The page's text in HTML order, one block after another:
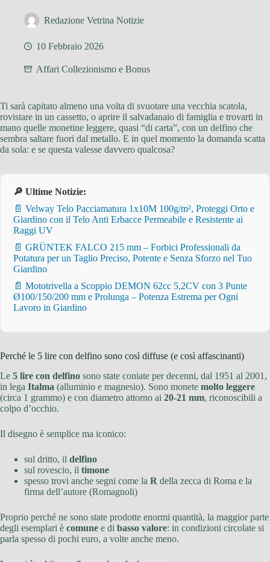
Redazione Vetrina Notizie
10 Febbraio 2026
Affari Collezionismo e Bonus
Ti sarà capitato almeno una volta di svuotare una vecchia scatola,
rovistare in un cassetto, o aprire il salvadanaio di famiglia e trovarti in
mano quelle monetine leggere, quasi “di carta”, con un delfino che
sembra saltare fuori dal metallo. E in quel momento la domanda scatta
da sola: e se questa valesse davvero qualcosa?
🔎 Ultime Notizie:
📄 Velway Telo Pacciamatura 1x10M 100g/m², Proteggi Orto e
Giardino con il Telo Anti Erbacce Permeabile e Resistente ai
Raggi UV
📄 GRÜNTEK FALCO 215 mm – Forbici Professionali da
Potatura per un Taglio Preciso, Potente e Senza Sforzo nel Tuo
Giardino
📄 Mototrivella a Scoppio DEMON 62cc 5,2CV con 3 Punte
Ø100/150/200 mm e Prolunga – Potenza Estrema per Ogni
Lavoro in Giardino
Perché le 5 lire con delfino sono così diffuse (e così affascinanti)
Le 5 lire con delfino sono state coniate per decenni, dal 1951 al 2001,
in lega Italma (alluminio e magnesio). Sono monete molto leggere
(circa 1 grammo) e con diametro attorno ai 20-21 mm, riconoscibili a
colpo d’occhio.
Il disegno è semplice ma iconico:
sul dritto, il delfino
sul rovescio, il timone
spesso trovi anche segni come la R della zecca di Roma e la
firma dell’autore (Romagnoli)
Proprio perché ne sono state prodotte enormi quantità, la maggior parte
degli esemplari è comune e di basso valore: in condizioni circolate si
parla spesso di pochi euro, a volte anche meno.